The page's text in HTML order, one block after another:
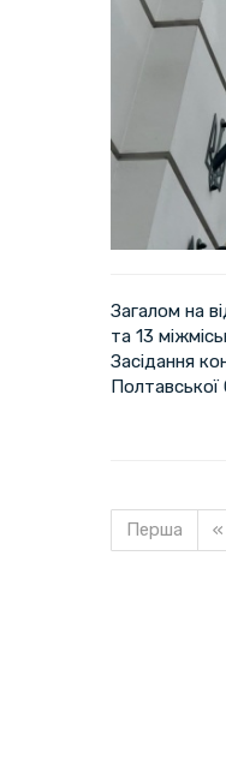
Загалом на
та 13
Засідання
Перша «